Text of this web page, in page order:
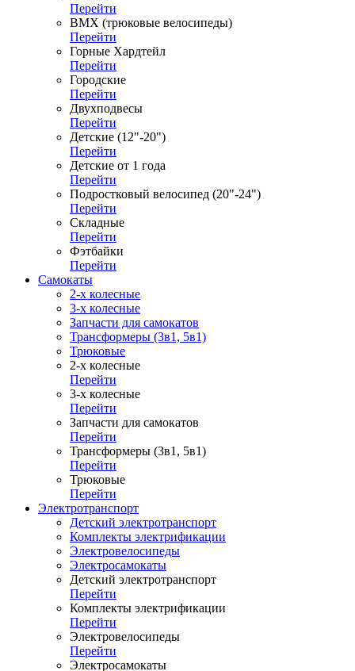
Перейти
ВМХ (трюковые велосипеды)
Перейти
Горные Хардтейл
Перейти
Городские
Перейти
Двухподвесы
Перейти
Детские (12"-20")
Перейти
Детские от 1 года
Перейти
Подростковый велосипед (20"-24")
Перейти
Складные
Перейти
Фэтбайки
Перейти
Самокаты
2-х колесные
3-х колесные
Запчасти для самокатов
Трансформеры (3в1, 5в1)
Трюковые
2-х колесные
Перейти
3-х колесные
Перейти
Запчасти для самокатов
Перейти
Трансформеры (3в1, 5в1)
Перейти
Трюковые
Перейти
Электротранспорт
Детский электротранспорт
Комплекты электрификации
Электровелосипеды
Электросамокаты
Детский электротранспорт
Перейти
Комплекты электрификации
Перейти
Электровелосипеды
Перейти
Электросамокаты